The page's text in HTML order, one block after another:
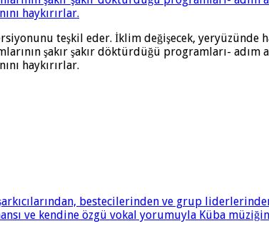
teşkil eder. İklim değişecek,
şakır şakır döktürdüğü programları- adım
haykırırlar.